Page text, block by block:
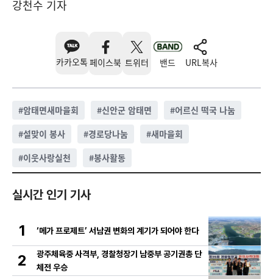
강천수 기자
카카오톡 페이스북 트위터 밴드 URL복사
#암태면새마을회 #신안군 암태면 #어르신 떡국 나눔
#설맞이 봉사 #경로당나눔 #새마을회
#이웃사랑실천 #봉사활동
실시간 인기 기사
1 ‘메가 프로제트’ 서남권 변화의 계기가 되어야 한다
2
광주체육중 사격부, 경찰청장기 남중부 공기권총 단
체전 우승